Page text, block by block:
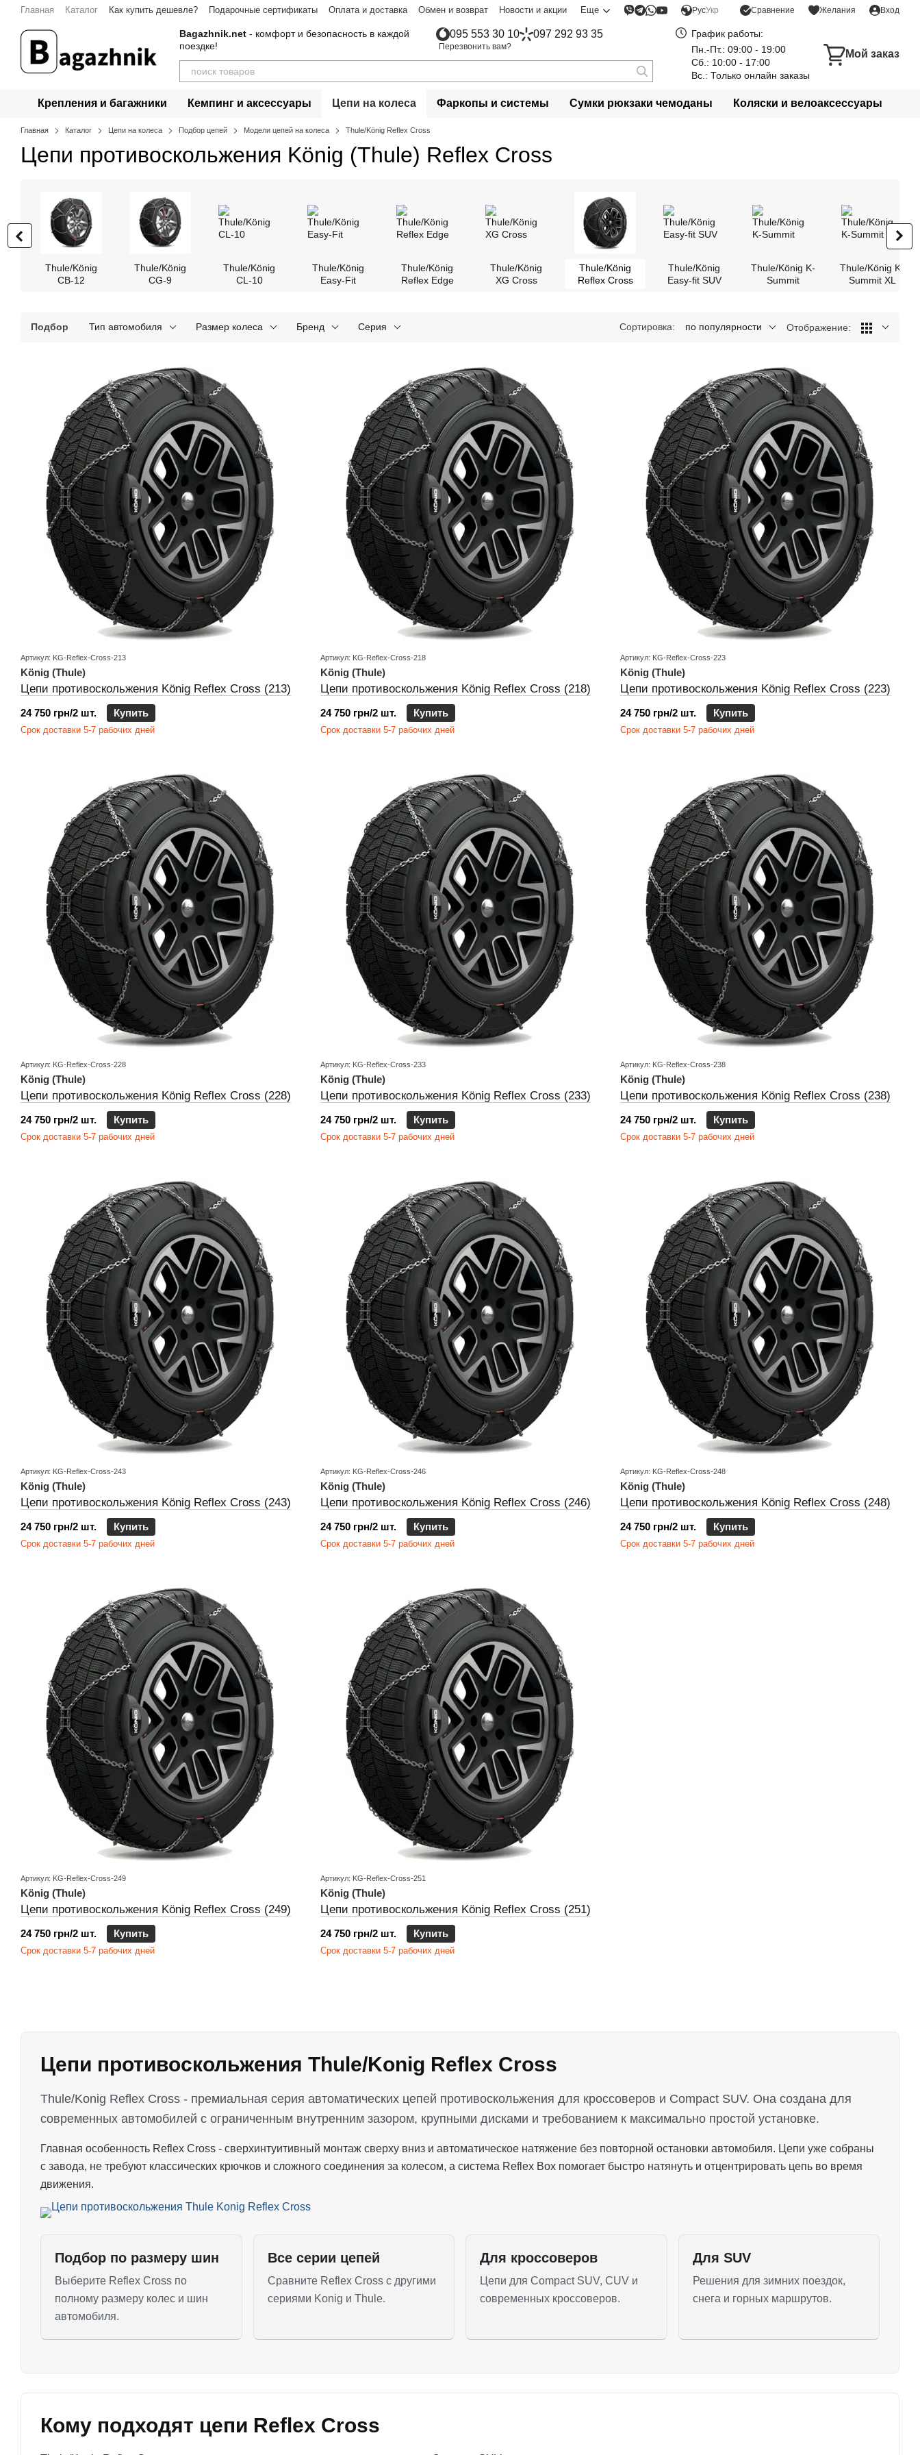
Перейти к основному контенту
Главная Каталог Как купить дешевле? Подарочные сертификаты Оплата и доставка Обмен и возврат Новости и акции Еще РусУкр Сравнение Желания Вход
Bagazhnik.net - комфорт и безопасность в каждой
поездке!
095 553 30 10 097 292 93 35
Перезвонить вам?
График работы:
Пн.-Пт.: 09:00 - 19:00
Сб.: 10:00 - 17:00
Вс.: Только онлайн заказы
Мой заказ
Крепления и багажники Кемпинг и аксессуары Цепи на колеса Фаркопы и системы Сумки рюкзаки чемоданы Коляски и велоаксессуары
Главная Каталог Цепи на колеса Подбор цепей Модели цепей на колеса Thule/König Reflex Cross
Цепи противоскольжения König (Thule) Reflex Cross
Thule/König
CB-12
Thule/König
CG-9
Thule/König
CL-10
Thule/König
Easy-Fit
Thule/König
Reflex Edge
Thule/König
XG Cross
Thule/König
Reflex Cross
Thule/König
Easy-fit SUV
Thule/König K-
Summit
Thule/König K-
Summit XL
Подбор Тип автомобиля Размер колеса Бренд Серия Сортировка: по популярности Отображение:
Цепи противоскольжения Thule/Konig Reflex Cross
Thule/Konig Reflex Cross - премиальная серия автоматических цепей противоскольжения для кроссоверов и Compact SUV. Она создана для
современных автомобилей с ограниченным внутренним зазором, крупными дисками и требованием к максимально простой установке.
Главная особенность Reflex Cross - сверхинтуитивный монтаж сверху вниз и автоматическое натяжение без повторной остановки автомобиля. Цепи уже собраны
с завода, не требуют классических крючков и сложного соединения за колесом, а система Reflex Box помогает быстро натянуть и отцентрировать цепь во время
движения.
Подбор по размеру шин
Выберите Reflex Cross по
полному размеру колес и шин
автомобиля.
Все серии цепей
Сравните Reflex Cross с другими
сериями Konig и Thule.
Для кроссоверов
Цепи для Compact SUV, CUV и
современных кроссоверов.
Для SUV
Решения для зимних поездок,
снега и горных маршрутов.
Кому подходят цепи Reflex Cross
Артикул: KG-Reflex-Cross-213
König (Thule)
Цепи противоскольжения König Reflex Cross (213)
24 750 грн/2 шт. Купить
Срок доставки 5-7 рабочих дней
Артикул: KG-Reflex-Cross-218
König (Thule)
Цепи противоскольжения König Reflex Cross (218)
24 750 грн/2 шт. Купить
Срок доставки 5-7 рабочих дней
Артикул: KG-Reflex-Cross-223
König (Thule)
Цепи противоскольжения König Reflex Cross (223)
24 750 грн/2 шт. Купить
Срок доставки 5-7 рабочих дней
Артикул: KG-Reflex-Cross-228
König (Thule)
Цепи противоскольжения König Reflex Cross (228)
24 750 грн/2 шт. Купить
Срок доставки 5-7 рабочих дней
Артикул: KG-Reflex-Cross-233
König (Thule)
Цепи противоскольжения König Reflex Cross (233)
24 750 грн/2 шт. Купить
Срок доставки 5-7 рабочих дней
Артикул: KG-Reflex-Cross-238
König (Thule)
Цепи противоскольжения König Reflex Cross (238)
24 750 грн/2 шт. Купить
Срок доставки 5-7 рабочих дней
Артикул: KG-Reflex-Cross-243
König (Thule)
Цепи противоскольжения König Reflex Cross (243)
24 750 грн/2 шт. Купить
Срок доставки 5-7 рабочих дней
Артикул: KG-Reflex-Cross-246
König (Thule)
Цепи противоскольжения König Reflex Cross (246)
24 750 грн/2 шт. Купить
Срок доставки 5-7 рабочих дней
Артикул: KG-Reflex-Cross-248
König (Thule)
Цепи противоскольжения König Reflex Cross (248)
24 750 грн/2 шт. Купить
Срок доставки 5-7 рабочих дней
Артикул: KG-Reflex-Cross-249
König (Thule)
Цепи противоскольжения König Reflex Cross (249)
24 750 грн/2 шт. Купить
Срок доставки 5-7 рабочих дней
Артикул: KG-Reflex-Cross-251
König (Thule)
Цепи противоскольжения König Reflex Cross (251)
24 750 грн/2 шт. Купить
Срок доставки 5-7 рабочих дней